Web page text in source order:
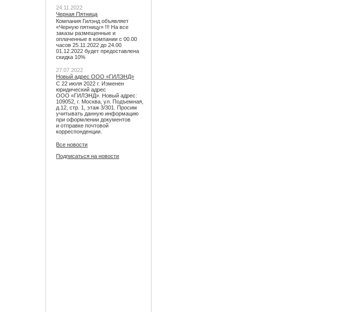
24.11.2022
Черная Пятница
Компания Гилэнд объявляет
«Черную пятницу» !!! На все
заказы размещенные и
оплаченные в компании с 00.00
часов 25.11.2022 до 24.00
01.12.2022 будет предоставлена
скидка 10%
27.07.2022
Новый адрес ООО «ГИЛЭНД»
С 22 июля 2022 г. Изменен
юридический адрес
ООО «ГИЛЭНД». Новый адрес:
109052, г. Москва, ул. Подъемная,
д.12, стр. 1, этаж 3/301. Просим
учитывать данную информацию
при оформлении документов
и отправке почтовой
корреспонденции.
Все новости
Подписаться на новости